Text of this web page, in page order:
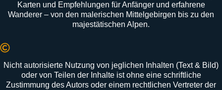
Karten und Empfehlungen für Anfänger und erfahrene
Wanderer – von den malerischen Mittelgebirgen bis zu den
majestätischen Alpen.
Nicht autorisierte Nutzung von jeglichen Inhalten (Text & Bild)
oder von Teilen der Inhalte ist ohne eine schriftliche
Zustimmung des Autors oder einem rechtlichen Vertreter der